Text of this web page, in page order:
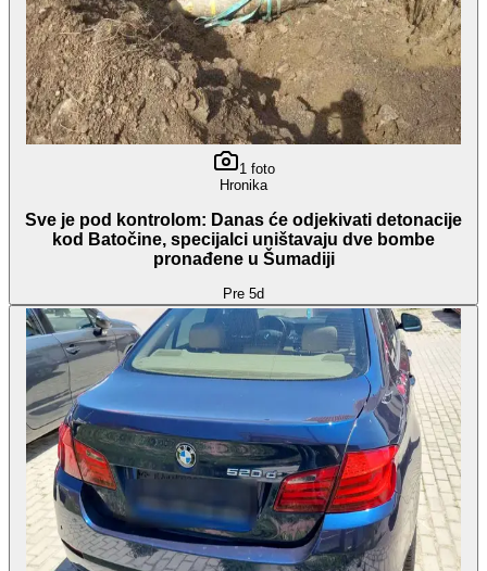
1foto
Hronika
Sve je pod kontrolom: Danas će odjekivati detonacije
kod Batočine, specijalci uništavaju dve bombe
pronađene u Šumadiji
Pre 5d